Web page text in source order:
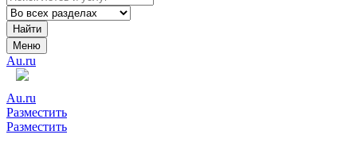
Найти
Меню
Au.ru
Au.ru
Разместить
Разместить